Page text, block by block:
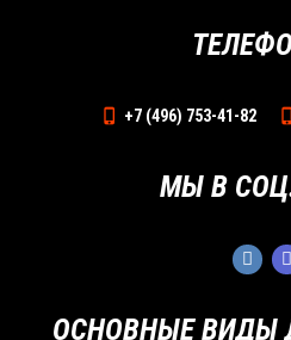
ОСНОВНЫЕ ВИДЫ
+7 (496) 753-41-82
МЫ В